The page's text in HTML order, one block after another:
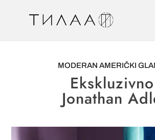
MODERAN AMERIČKI
Jonathan